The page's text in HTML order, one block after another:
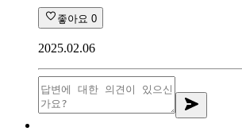
좋아요 0
2025.02.06